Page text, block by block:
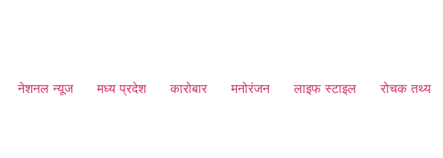
नेशनल न्यूज मध्य प्रदेश कारोबार मनोरंजन लाइफ स्टाइल रोचक तथ्य